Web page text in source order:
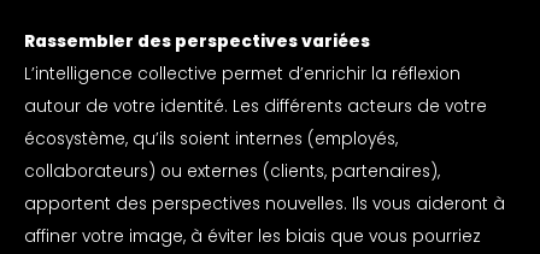
Rassembler des perspectives variées
L’intelligence collective permet d’enrichir la réflexion
autour de votre identité. Les différents acteurs de votre
écosystème, qu’ils soient internes (employés,
collaborateurs) ou externes (clients, partenaires),
apportent des perspectives nouvelles. Ils vous aideront à
affiner votre image, à éviter les biais que vous pourriez